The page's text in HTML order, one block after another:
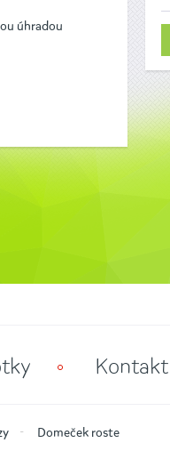
úhradou
Kontakt
Domeček roste